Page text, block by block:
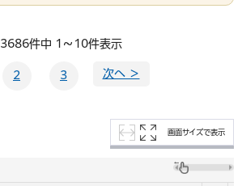
3686件中 1～10件表示
2 3 次へ ＞
画面サイズで表示